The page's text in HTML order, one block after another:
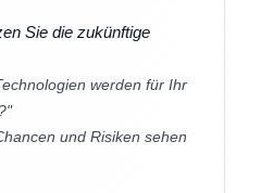
Sie die zukünftige
werden für Ihr
und Risiken sehen